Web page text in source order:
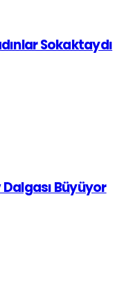
Sokaktaydı
Büyüyor